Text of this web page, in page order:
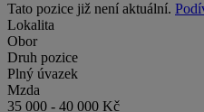
Tato pozice již není aktuální.
Lokalita
Obor
Druh pozice
Plný úvazek
Mzda
35 000 - 40 000 Kč